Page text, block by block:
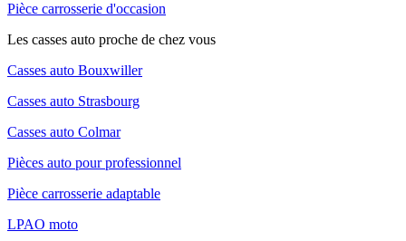
Pièce carrosserie d'occasion
Les casses auto proche de chez vous
Casses auto Bouxwiller
Casses auto Strasbourg
Casses auto Colmar
Pièces auto pour professionnel
Pièce carrosserie adaptable
LPAO moto